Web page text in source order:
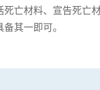
死亡材料、宣告死亡
其一即可。